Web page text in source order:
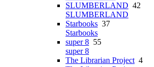
SLUMBERLAND 42
SLUMBERLAND
Starbooks 37
Starbooks
super 8 55
super 8
The Librarian Project4